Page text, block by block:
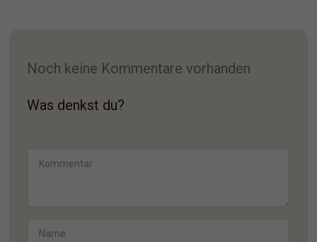
Noch keine Kommentare vorhanden
Was denkst du?